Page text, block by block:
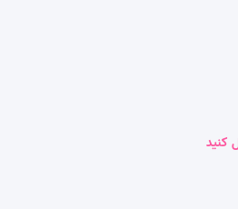
کنید